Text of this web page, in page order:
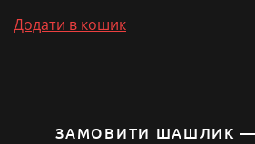
5,200.00₴.
Додати в кошик
ЗАМОВИТИ ШАШЛИК —